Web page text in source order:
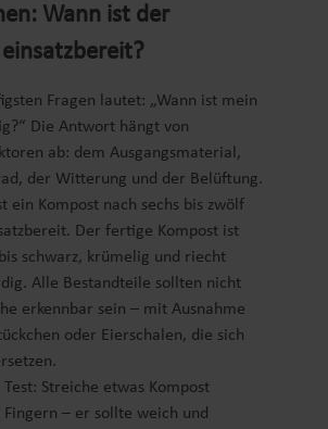
Wann ist der
Fragen lautet: „Wann ist mein
Die Antwort hängt von
ab: dem Ausgangsmaterial,
der Witterung und der Belüftung.
ein Kompost nach sechs bis zwölf
Der fertige Kompost ist
schwarz, krümelig und riecht
Alle Bestandteile sollten nicht
erkennbar sein – mit Ausnahme
oder Eierschalen, die sich
Streiche etwas Kompost
Fingern – er sollte weich und